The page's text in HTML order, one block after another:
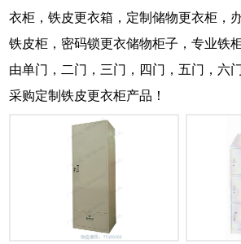
衣柜，铁皮更衣箱，定制储物更衣柜，
铁皮柜，密码锁更衣储物柜子，专业铁
由单门，二门，三门，四门，五门，六
采购定制铁皮更衣柜产品！